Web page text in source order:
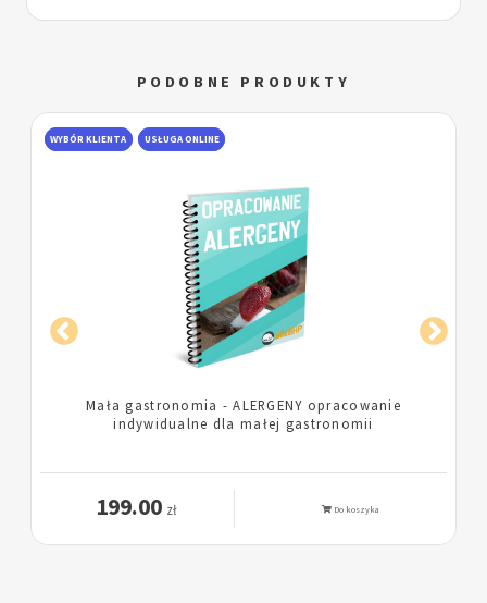
PODOBNE PRODUKTY
WYBÓR KLIENTA USŁUGA ONLINE
Lokal gastronomiczny - ALERGENY opracowanie
indywidualne dla lokalu gastronomicznego
199.00 zł Do koszyka